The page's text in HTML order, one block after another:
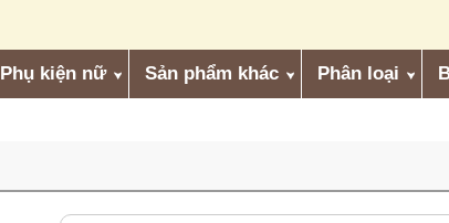
Phụ kiện nữ Sản phẩm khác Phân loại